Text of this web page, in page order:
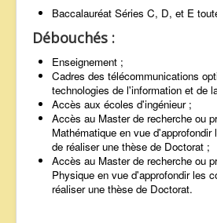
Baccalauréat Séries C, D, et E
Débouchés :
Enseignement ;
Cadres des télécommunications
technologies de l'information et de
Accès aux écoles d'ingénieur ;
Accès au Master de recherche ou
Mathématique en vue
de réaliser une thèse de Doctorat ;
Accès au Master de recherche ou
Physique en vue d'approfondir les
réaliser une thèse de Doctorat.